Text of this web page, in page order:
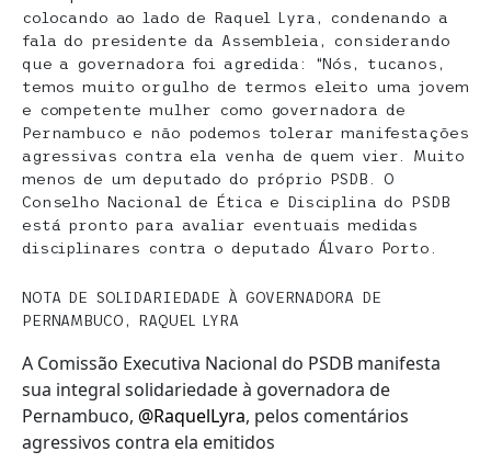
colocando ao lado de Raquel Lyra, condenando a
fala do presidente da Assembleia, considerando
que a governadora foi agredida: “Nós, tucanos,
temos muito orgulho de termos eleito uma jovem
e competente mulher como governadora de
Pernambuco e não podemos tolerar manifestações
agressivas contra ela venha de quem vier. Muito
menos de um deputado do próprio PSDB. O
Conselho Nacional de Ética e Disciplina do PSDB
está pronto para avaliar eventuais medidas
disciplinares contra o deputado Álvaro Porto.
NOTA DE SOLIDARIEDADE À GOVERNADORA DE
PERNAMBUCO, RAQUEL LYRA
A Comissão Executiva Nacional do PSDB manifesta
sua integral solidariedade à governadora de
Pernambuco, @RaquelLyra, pelos comentários
agressivos contra ela emitidos